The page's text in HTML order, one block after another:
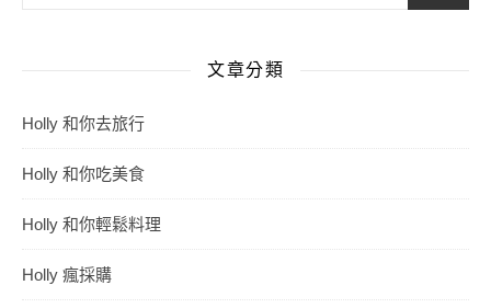
文章分類
Holly 和你去旅行
Holly 和你吃美食
Holly 和你輕鬆料理
Holly 瘋採購